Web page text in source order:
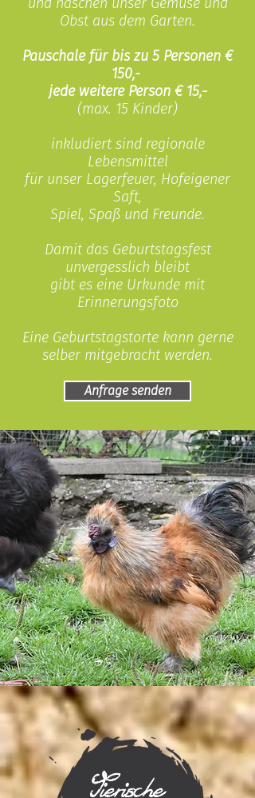
Obst aus dem Garten.
Pauschale für bis zu 5 Personen €
150,-
jede weitere Person € 15,-
(max. 15 Kinder)
inkludiert sind regionale
Lebensmittel
für unser Lagerfeuer, Hofeigener
Saft,
Spiel, Spaß und Freunde.
Damit das Geburtstagsfest
unvergesslich bleibt
gibt es eine Urkunde mit
Erinnerungsfoto
Eine Geburtstagstorte kann gerne
selber mitgebracht werden.
Anfrage senden
Tierische